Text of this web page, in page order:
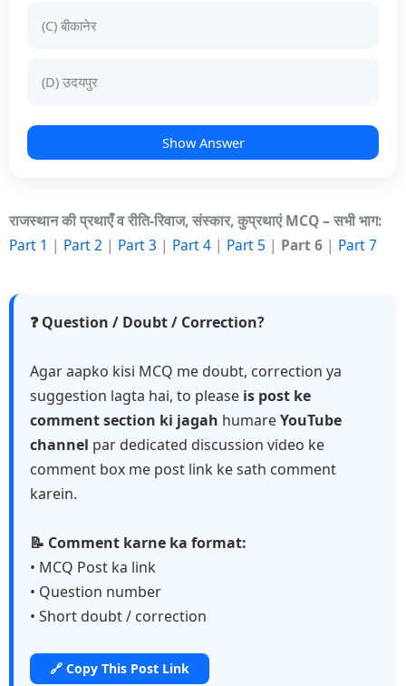
(C) बीकानेर
(D) उदयपुर
Show Answer
राजस्थान की प्रथाएँ व रीति-रिवाज, संस्कार, कुप्रथाएं MCQ – सभी भाग:
Part 1 | Part 2 | Part 3 | Part 4 | Part 5 | Part 6 | Part 7
❓ Question / Doubt / Correction?
Agar aapko kisi MCQ me doubt, correction ya
suggestion lagta hai, to please is post ke
comment section ki jagah humareYouTube
channel par dedicated discussion video ke
comment box me post link ke sath comment
karein.
📝 Comment karne ka format:
• MCQ Post ka link
• Question number
• Short doubt / correction
🔗 Copy This Post Link